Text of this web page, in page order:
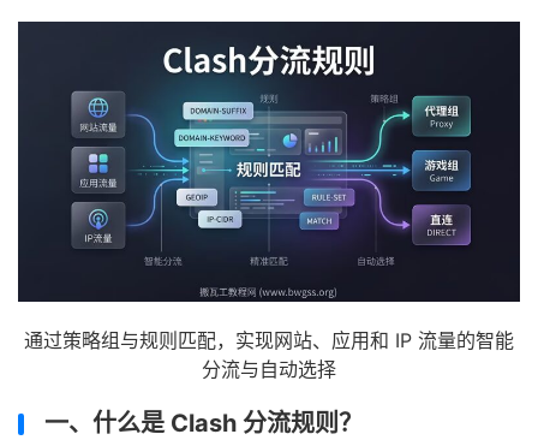
通过策略组与规则匹配，实现网站、应用和 IP 流量的智能
分流与自动选择
一、什么是 Clash 分流规则？